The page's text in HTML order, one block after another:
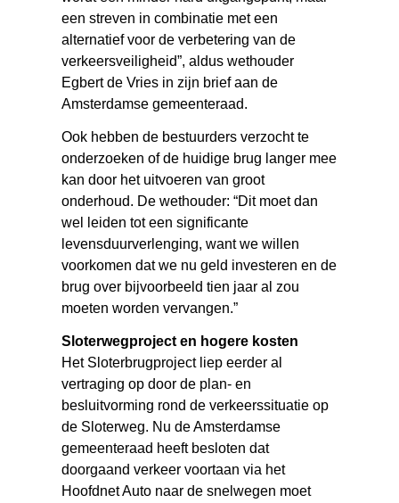
een streven in combinatie met een
alternatief voor de verbetering van de
verkeersveiligheid”, aldus wethouder
Egbert de Vries in zijn brief aan de
Amsterdamse gemeenteraad.
Ook hebben de bestuurders verzocht te
onderzoeken of de huidige brug langer mee
kan door het uitvoeren van groot
onderhoud. De wethouder: “Dit moet dan
wel leiden tot een significante
levensduurverlenging, want we willen
voorkomen dat we nu geld investeren en de
brug over bijvoorbeeld tien jaar al zou
moeten worden vervangen.”
Sloterwegproject en hogere kosten
Het Sloterbrugproject liep eerder al
vertraging op door de plan- en
besluitvorming rond de verkeerssituatie op
de Sloterweg. Nu de Amsterdamse
gemeenteraad heeft besloten dat
doorgaand verkeer voortaan via het
Hoofdnet Auto naar de snelwegen moet